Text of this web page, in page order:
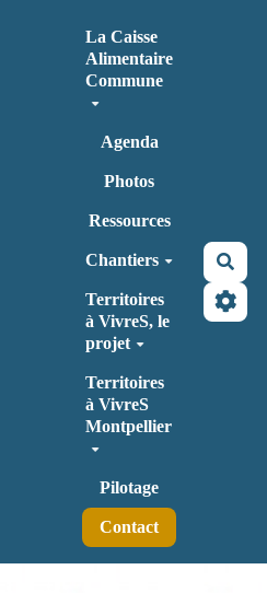
La Caisse
Alimentaire
Commune
Agenda
Photos
Ressources
Chantiers
Territoires
à VivreS, le
projet
Territoires
à VivreS
Montpellier
Pilotage
Contact